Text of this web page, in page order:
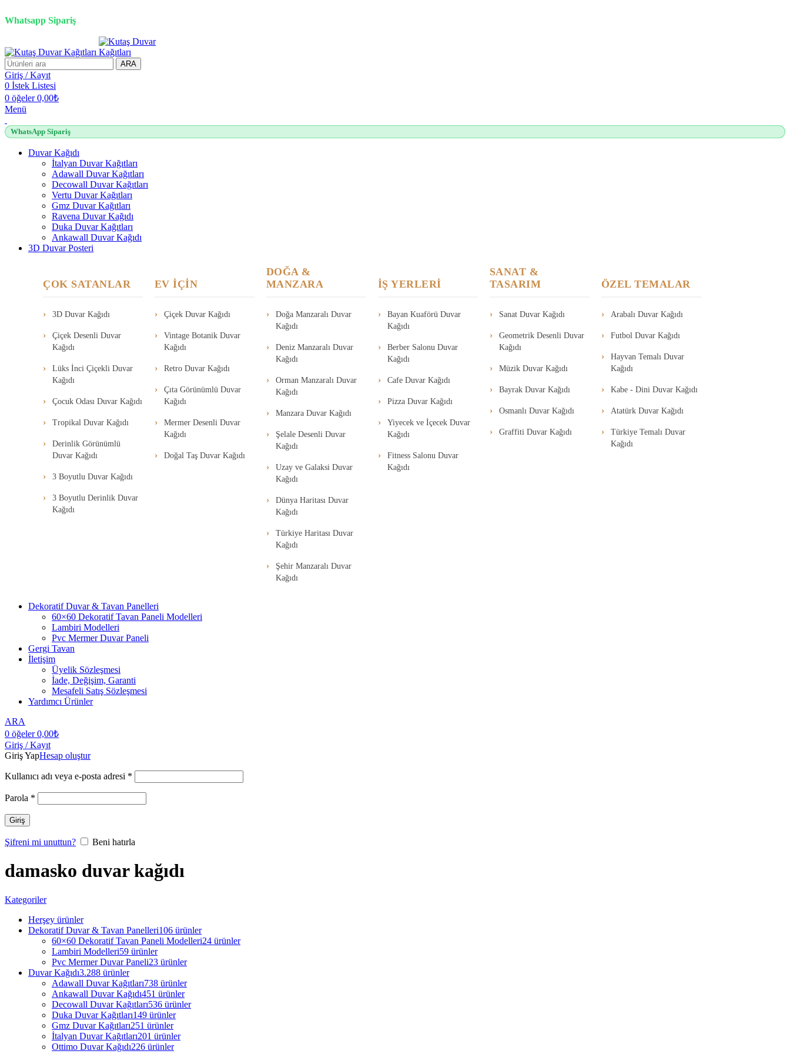
Whatsapp Sipariş
ARA
Giriş / Kayıt
0 İstek Listesi
0 öğeler 0,00₺
Menü
WhatsApp Sipariş
Duvar Kağıdı
İtalyan Duvar Kağıtları
Adawall Duvar Kağıtları
Decowall Duvar Kağıtları
Vertu Duvar Kağıtları
Gmz Duvar Kağıtları
Ravena Duvar Kağıdı
Duka Duvar Kağıtları
Ankawall Duvar Kağıdı
3D Duvar Posteri
ÇOK SATANLAR
3D Duvar Kağıdı
Çiçek Desenli Duvar
Kağıdı
Lüks İnci Çiçekli Duvar
Kağıdı
Çocuk Odası Duvar Kağıdı
Tropikal Duvar Kağıdı
Derinlik Görünümlü
Duvar Kağıdı
3 Boyutlu Duvar Kağıdı
3 Boyutlu Derinlik Duvar
Kağıdı
EV İÇİN
Çiçek Duvar Kağıdı
Vintage Botanik Duvar
Kağıdı
Retro Duvar Kağıdı
Çıta Görünümlü Duvar
Kağıdı
Mermer Desenli Duvar
Kağıdı
Doğal Taş Duvar Kağıdı
DOĞA &
MANZARA
Doğa Manzaralı Duvar
Kağıdı
Deniz Manzaralı Duvar
Kağıdı
Orman Manzaralı Duvar
Kağıdı
Manzara Duvar Kağıdı
Şelale Desenli Duvar
Kağıdı
Uzay ve Galaksi Duvar
Kağıdı
Dünya Haritası Duvar
Kağıdı
Türkiye Haritası Duvar
Kağıdı
Şehir Manzaralı Duvar
Kağıdı
İŞ YERLERİ
Bayan Kuaförü Duvar
Kağıdı
Berber Salonu Duvar
Kağıdı
Cafe Duvar Kağıdı
Pizza Duvar Kağıdı
Yiyecek ve İçecek Duvar
Kağıdı
Fitness Salonu Duvar
Kağıdı
SANAT &
TASARIM
Sanat Duvar Kağıdı
Geometrik Desenli Duvar
Kağıdı
Müzik Duvar Kağıdı
Bayrak Duvar Kağıdı
Osmanlı Duvar Kağıdı
Graffiti Duvar Kağıdı
ÖZEL TEMALAR
Arabalı Duvar Kağıdı
Futbol Duvar Kağıdı
Hayvan Temalı Duvar
Kağıdı
Kabe - Dini Duvar Kağıdı
Atatürk Duvar Kağıdı
Türkiye Temalı Duvar
Kağıdı
Dekoratif Duvar & Tavan Panelleri
60×60 Dekoratif Tavan Paneli Modelleri
Lambiri Modelleri
Pvc Mermer Duvar Paneli
Gergi Tavan
İletişim
Üyelik Sözleşmesi
İade, Değişim, Garanti
Mesafeli Satış Sözleşmesi
Yardımcı Ürünler
ARA
0 öğeler 0,00₺
Giriş / Kayıt
Giriş YapHesap oluştur
Kullanıcı adı veya e-posta adresi *
Parola *
Giriş
Şifreni mi unuttun? Beni hatırla
damasko duvar kağıdı
Kategoriler
Herşey ürünler
Dekoratif Duvar & Tavan Panelleri106 ürünler
60×60 Dekoratif Tavan Paneli Modelleri24 ürünler
Lambiri Modelleri59 ürünler
Pvc Mermer Duvar Paneli23 ürünler
Duvar Kağıdı3.288 ürünler
Adawall Duvar Kağıtları738 ürünler
Ankawall Duvar Kağıdı451 ürünler
Decowall Duvar Kağıtları536 ürünler
Duka Duvar Kağıtları149 ürünler
Gmz Duvar Kağıtları251 ürünler
İtalyan Duvar Kağıtları201 ürünler
Ottimo Duvar Kağıdı226 ürünler